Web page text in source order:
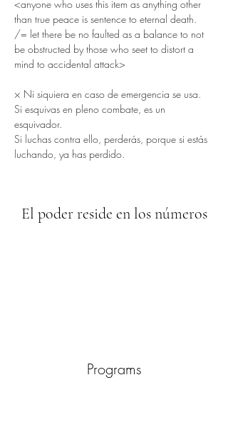
<anyone who uses this item as anything other
than true peace is sentence to eternal death.
/= let there be no faulted as a balance to not
be obstructed by those who seet to distort a
mind to accidental attack>
× Ni siquiera en caso de emergencia se usa.
Si esquivas en pleno combate, es un
esquivador.
Si luchas contra ello, perderás, porque si estás
luchando, ya has perdido.
El poder reside en los números
Programs